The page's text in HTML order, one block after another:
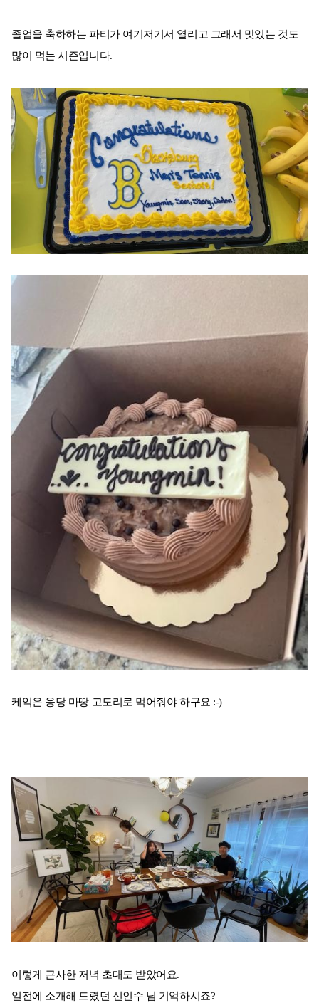
졸업을 축하하는 파티가 여기저기서 열리고 그래서 맛있는 것도
많이 먹는 시즌입니다.
케익은 응당 마땅 고도리로 먹어줘야 하구요 :-)
이렇게 근사한 저녁 초대도 받았어요.
일전에 소개해 드렸던 신인수 님 기억하시죠?